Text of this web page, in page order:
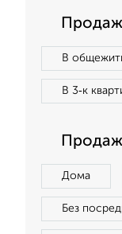
В
В 3‑к
Дома
Без